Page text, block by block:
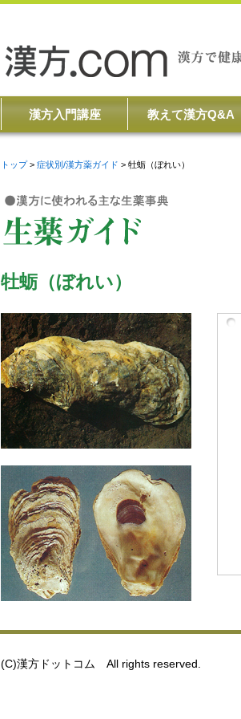
漢方入門講座 教えて漢方Q&A
トップ 症状別/漢方薬ガイド 牡蛎（ぼれい）
牡蛎（ぼれい）
(C)漢方ドットコム All rights reserved.